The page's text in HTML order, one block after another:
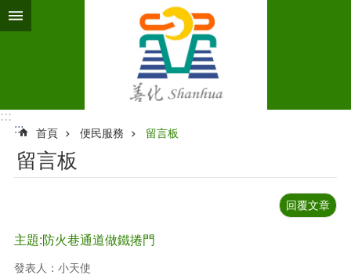
跳到主要內容區塊
:::
:::
首頁 便民服務 留言板
留言板
回覆文章
主題:防火巷通道做鐵捲門
發表人：小天使